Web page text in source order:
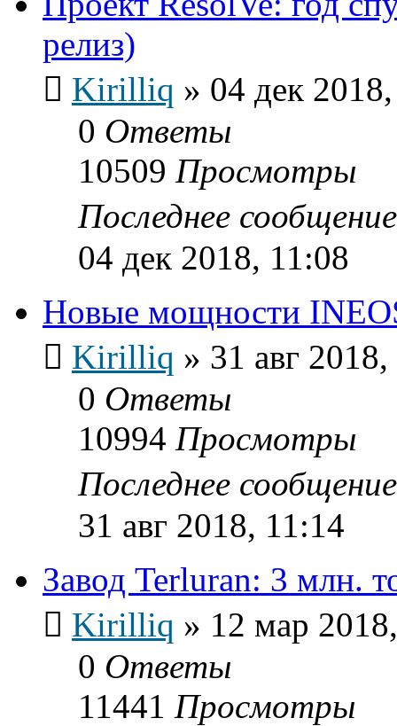
релиз)
Kirilliq » 04 дек
0 Ответы
10509 Просмотры
Последнее
04 дек 2018, 11:08
Новые мощности
Kirilliq » 31 авг
0 Ответы
10994 Просмотры
Последнее
31 авг 2018, 11:14
Завод Terluran: 3 млн.
Kirilliq » 12 мар
0 Ответы
11441 Просмотры